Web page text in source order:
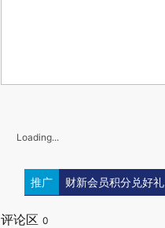
Loading...
推广 财新会员积分兑好礼
评论区 0